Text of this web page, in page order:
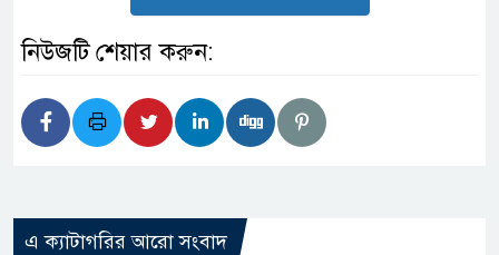
নিউজটি শেয়ার করুন:
এ ক্যাটাগরির আরো সংবাদ